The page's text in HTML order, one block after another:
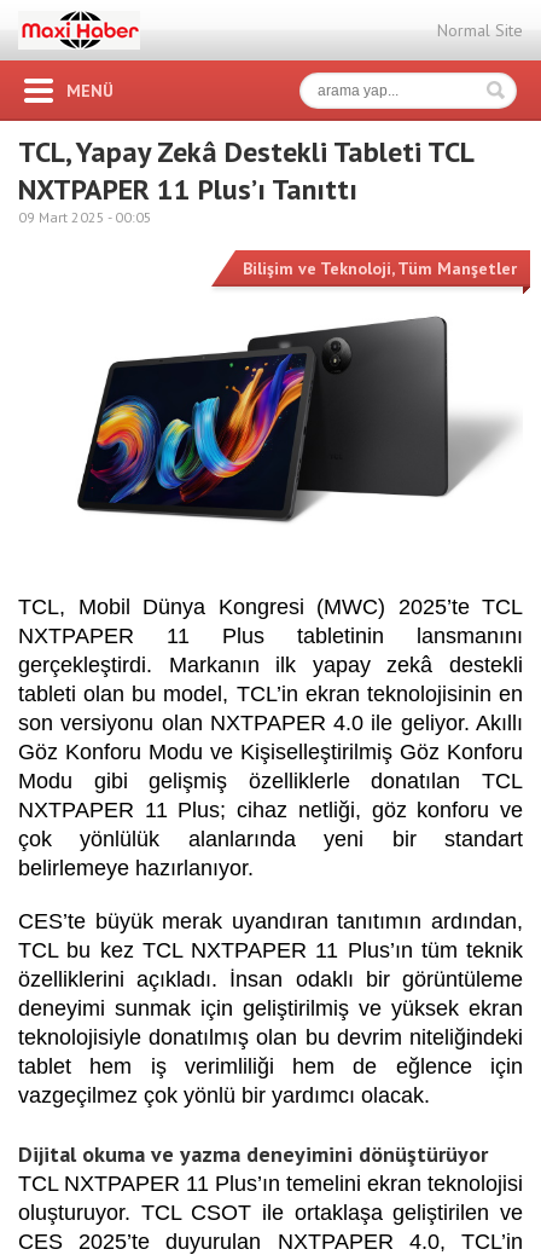
Normal Site
MENÜ
TCL, Yapay Zekâ Destekli Tableti TCL
NXTPAPER 11 Plus’ı Tanıttı
09 Mart 2025 - 00:05
Bilişim ve Teknoloji,Tüm Manşetler
TCL, Mobil Dünya Kongresi (MWC) 2025’te TCL
NXTPAPER 11 Plus tabletinin lansmanını
gerçekleştirdi. Markanın ilk yapay zekâ destekli
tableti olan bu model, TCL’in ekran teknolojisinin en
son versiyonu olan NXTPAPER 4.0 ile geliyor. Akıllı
Göz Konforu Modu ve Kişiselleştirilmiş Göz Konforu
Modu gibi gelişmiş özelliklerle donatılan TCL
NXTPAPER 11 Plus; cihaz netliği, göz konforu ve
çok yönlülük alanlarında yeni bir standart
belirlemeye hazırlanıyor.
CES’te büyük merak uyandıran tanıtımın ardından,
TCL bu kez TCL NXTPAPER 11 Plus’ın tüm teknik
özelliklerini açıkladı. İnsan odaklı bir görüntüleme
deneyimi sunmak için geliştirilmiş ve yüksek ekran
teknolojisiyle donatılmış olan bu devrim niteliğindeki
tablet hem iş verimliliği hem de eğlence için
vazgeçilmez çok yönlü bir yardımcı olacak.
Dijital okuma ve yazma deneyimini dönüştürüyor
TCL NXTPAPER 11 Plus’ın temelini ekran teknolojisi
oluşturuyor. TCL CSOT ile ortaklaşa geliştirilen ve
CES 2025’te duyurulan NXTPAPER 4.0, TCL’in